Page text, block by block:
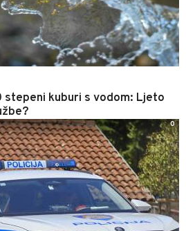
stepeni kuburi s vodom: Ljeto
0